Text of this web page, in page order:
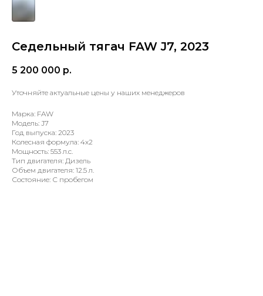
Седельный тягач FAW J7, 2023
5 200 000 р.
Уточняйте актуальные цены у наших менеджеров
Марка: FAW
Модель: J7
Год выпуска: 2023
Колесная формула: 4х2
Мощность: 553 л.с.
Тип двигателя: Дизель
Объем двигателя: 12.5 л.
Состояние: С пробегом